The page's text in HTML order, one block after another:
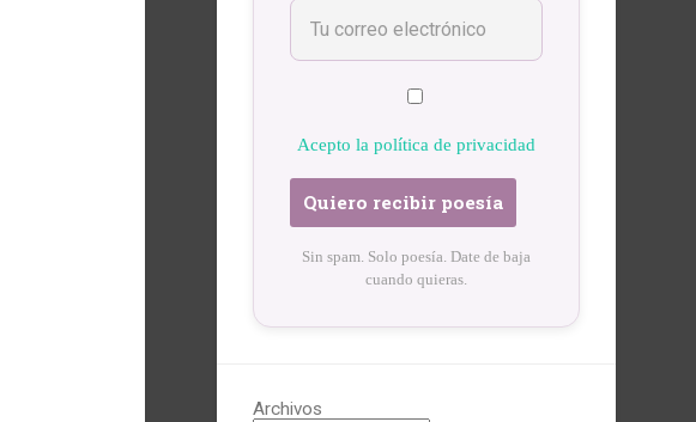
Acepto la política de privacidad
Sin spam. Solo poesía. Date de baja
cuando quieras.
Archivos